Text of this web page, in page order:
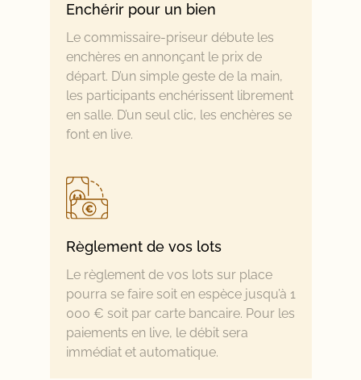
Enchérir pour un bien
Le commissaire-priseur débute les
enchères en annonçant le prix de
départ. D’un simple geste de la main,
les participants enchérissent librement
en salle. D’un seul clic, les enchères se
font en live.
Règlement de vos lots
Le règlement de vos lots sur place
pourra se faire soit en espèce jusqu’à 1
000 € soit par carte bancaire. Pour les
paiements en live, le débit sera
immédiat et automatique.